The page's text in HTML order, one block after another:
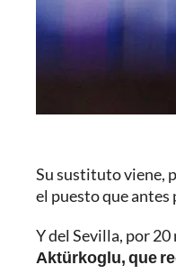
Su sustituto viene,
el puesto que
Y del Sevilla, por
Aktürkoglu, que